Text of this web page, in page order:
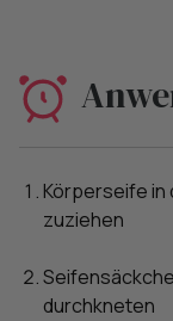
Körperseife in
zuziehen
durchkneten